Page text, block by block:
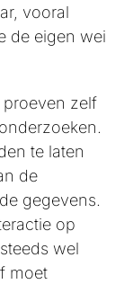
vooral
de eigen wei
proeven zelf
te laten
de
gegevens.
op
wel
moet